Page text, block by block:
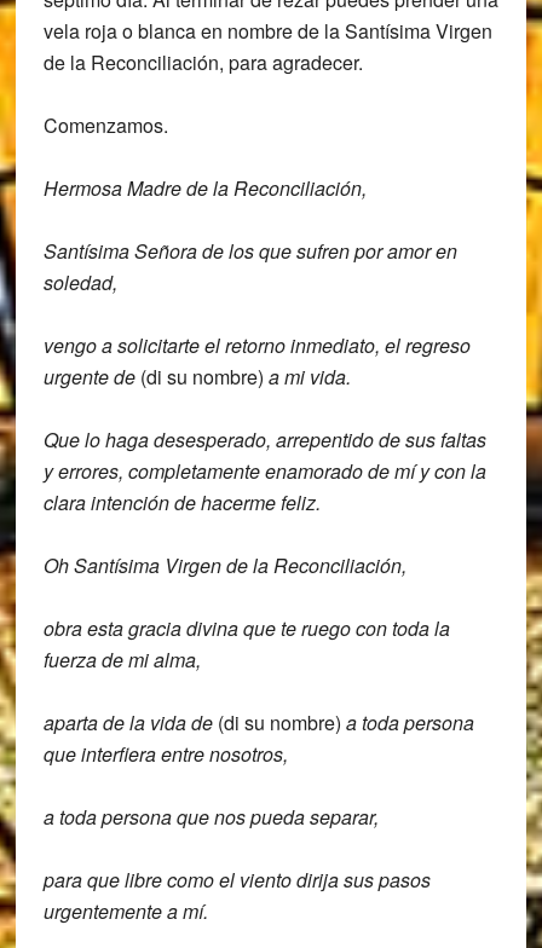
vela roja o blanca en nombre de la Santísima Virgen
de la Reconciliación, para agradecer.
Comenzamos.
Hermosa Madre de la Reconciliación,
Santísima Señora de los que sufren por amor en
soledad,
vengo a solicitarte el retorno inmediato, el regreso
urgente de(di su nombre) a mi vida.
Que lo haga desesperado, arrepentido de sus faltas
y errores, completamente enamorado de mí y con la
clara intención de hacerme feliz.
Oh Santísima Virgen de la Reconciliación,
obra esta gracia divina que te ruego con toda la
fuerza de mi alma,
aparta de la vida de (di su nombre) a toda persona
que interfiera entre nosotros,
a toda persona que nos pueda separar,
para que libre como el viento dirija sus pasos
urgentemente a mí.